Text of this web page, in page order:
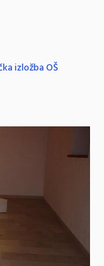
izložba OŠ